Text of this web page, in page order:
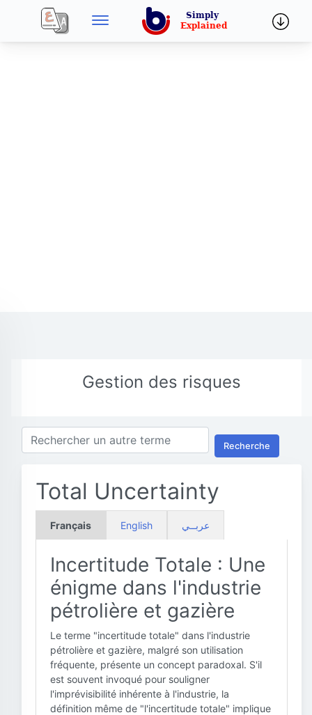
Gestion des risques
Recherche
Total Uncertainty
Français English عربــي
Incertitude Totale : Une
énigme dans l'industrie
pétrolière et gazière
Le terme "incertitude totale" dans l'industrie
pétrolière et gazière, malgré son utilisation
fréquente, présente un concept paradoxal. S'il
est souvent invoqué pour souligner
l'imprévisibilité inhérente à l'industrie, la
définition même de "l'incertitude totale" implique